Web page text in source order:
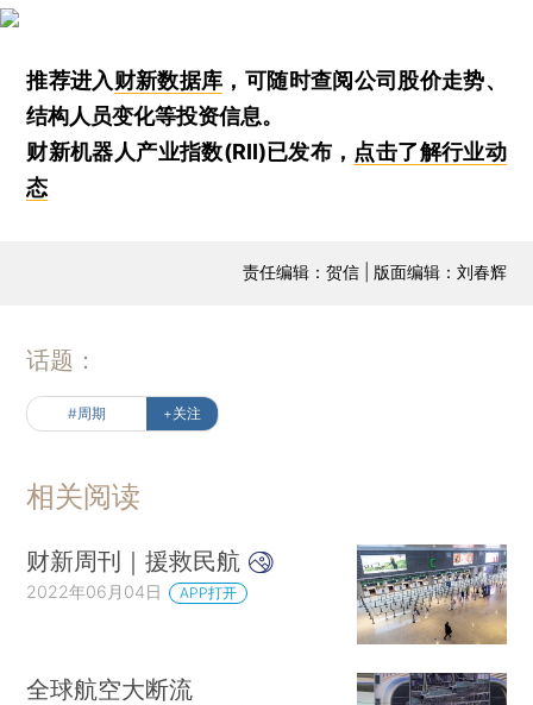
推荐进入财新数据库 ，可随时查阅公司股价走势、
结构人员变化等投资信息。
财新机器人产业指数(RII)已发布， 点击了解行业动
态
责任编辑：贺信 | 版面编辑：刘春辉
话题：
#周期 +关注
相关阅读
财新周刊｜援救民航
2022年06月04日 APP打开
全球航空大断流